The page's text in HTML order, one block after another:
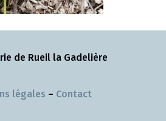
de Rueil la Gadelière
légales – Contact